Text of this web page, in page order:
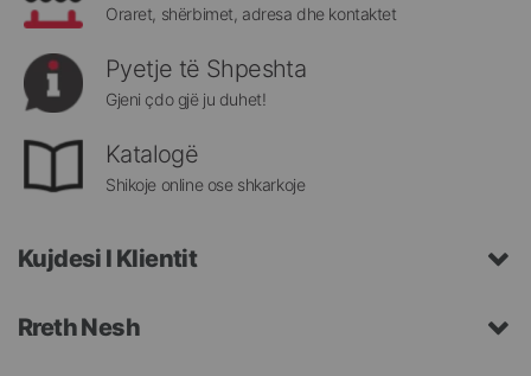
Oraret, shërbimet, adresa dhe kontaktet
Pyetje të Shpeshta
Gjeni çdo gjë ju duhet!
Katalogë
Shikoje online ose shkarkoje
Kujdesi I Klientit
Rreth Nesh